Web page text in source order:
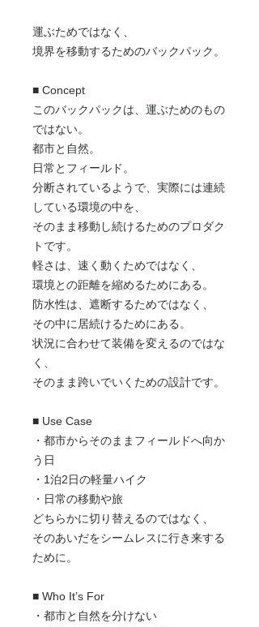
運ぶためではなく、
境界を移動するためのバックパック。
■ Concept
このバックパックは、運ぶためのもの
ではない。
都市と自然。
日常とフィールド。
分断されているようで、実際には連続
している環境の中を、
そのまま移動し続けるためのプロダク
トです。
軽さは、速く動くためではなく、
環境との距離を縮めるためにある。
防水性は、遮断するためではなく、
その中に居続けるためにある。
状況に合わせて装備を変えるのではな
く、
そのまま跨いでいくための設計です。
■ Use Case
・都市からそのままフィールドへ向か
う日
・1泊2日の軽量ハイク
・日常の移動や旅
どちらかに切り替えるのではなく、
そのあいだをシームレスに行き来する
ために。
■ Who It’s For
・都市と自然を分けない